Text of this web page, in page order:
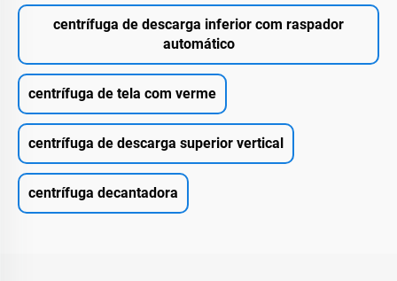
centrífuga de descarga inferior com raspador
automático
centrífuga de tela com verme
centrífuga de descarga superior vertical
centrífuga decantadora